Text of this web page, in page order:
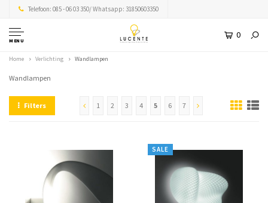
Telefoon: 085 - 06 03 350/ Whatsapp: 31850603350
MENU
0
Home Verlichting Wandlampen
Wandlampen
Filters 1 2 3 4 5 6 7
SALE